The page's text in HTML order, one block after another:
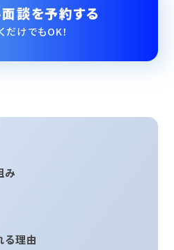
談を予約する
だけでもOK！
み
理由